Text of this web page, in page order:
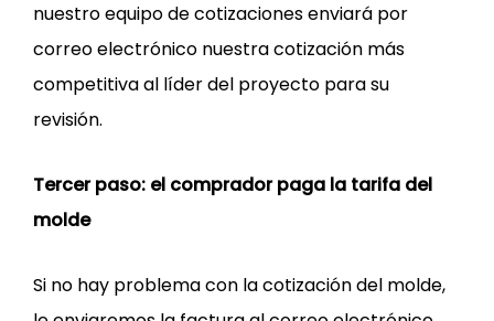
nuestro equipo de cotizaciones enviará por
correo electrónico nuestra cotización más
competitiva al líder del proyecto para su
revisión.
Tercer paso: el comprador paga la tarifa del
molde
Si no hay problema con la cotización del molde,